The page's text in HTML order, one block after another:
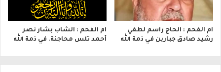
ام الفحم : الحاج راسم لطفي
رشيد صادق جبارين في ذمة الله
ام الفحم : الشاب بشار نصر
أحمد تلس محاجنة. في ذمة الله